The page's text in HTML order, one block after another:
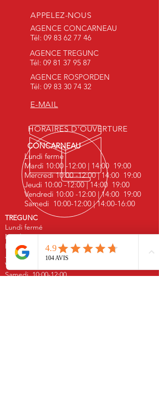
APPELEZ-NOUS
AGENCE CONCARNEAU
Tél: 09 83 62 77 46
AGENCE TREGUNC
Tél: 09 81 37 95 87
AGENCE ROSPORDEN
Tél: 09 83 30 74 32
E-MAIL
HORAIRES D'OUVERTURE
CONCARNEAU
Lundi fermé
Mardi 10:00 -12:00 | 14:00 19:00
Mercredi 10:00 -12:00 | 14:00 19:00
Jeudi 10:00 -12:00 | 14:00 19:00
Vendredi 10:00 -12:00 | 14:00 19:00
Samedi 10:00-12:00 | 14:00-16:00
TREGUNC
Lundi fermé
Mardi 16:00 -19:00
Mercredi 10:00-12:00 | 16:00-19:00
Jeudi 16:00-19:00
Vendredi 16:00-19:00
Samedi 10:00-12:00